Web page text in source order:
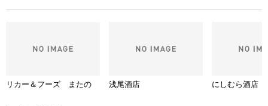
リカー＆フーズ またの 浅尾酒店 にしむら酒店